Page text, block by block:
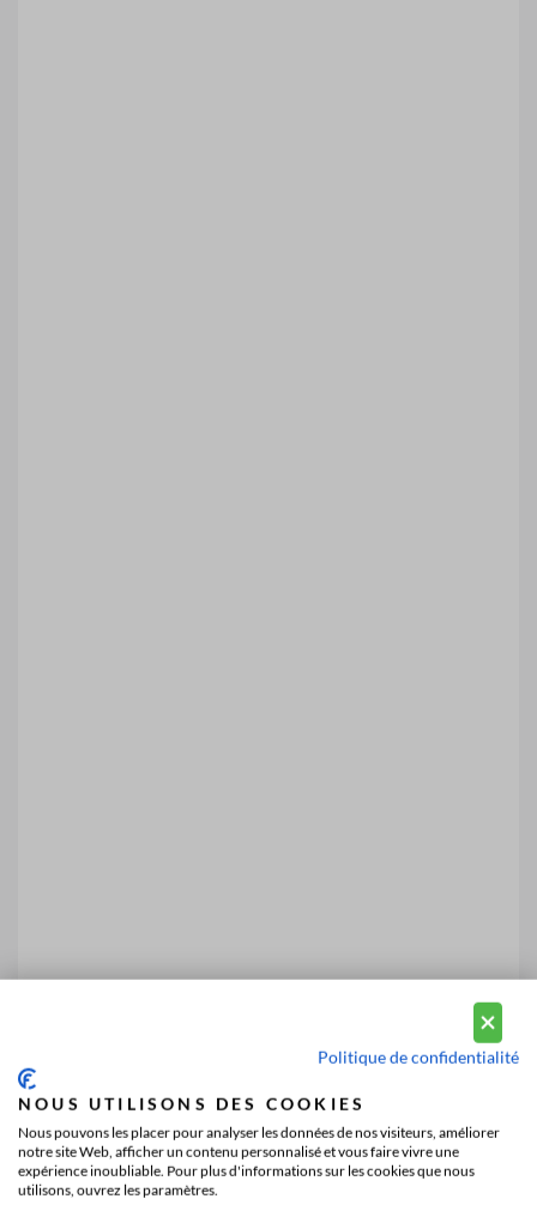
Politique de confidentialité
NOUS UTILISONS DES COOKIES
Nous pouvons les placer pour analyser les données de nos visiteurs, améliorer
notre site Web, afficher un contenu personnalisé et vous faire vivre une
expérience inoubliable. Pour plus d'informations sur les cookies que nous
utilisons, ouvrez les paramètres.